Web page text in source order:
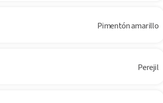
Pimentón amarillo
Perejil